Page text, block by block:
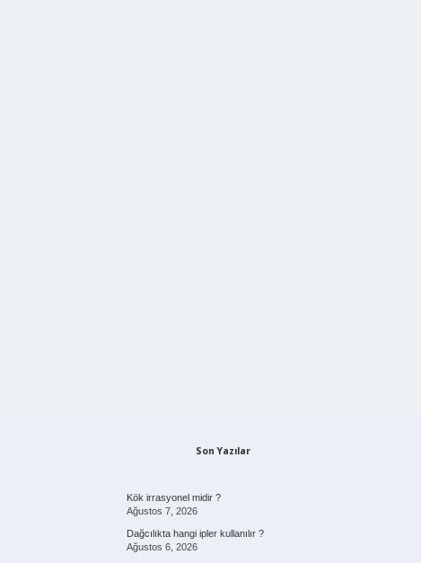
Son Yazılar
Kök irrasyonel midir ?
Ağustos 7, 2026
Dağcılıkta hangi ipler kullanılır ?
Ağustos 6, 2026